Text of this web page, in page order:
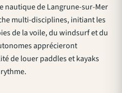
nautique de Langrune-sur-Mer
multi-disciplines, initiant les
de la voile, du windsurf et du
apprécieront
de louer paddles et kayaks